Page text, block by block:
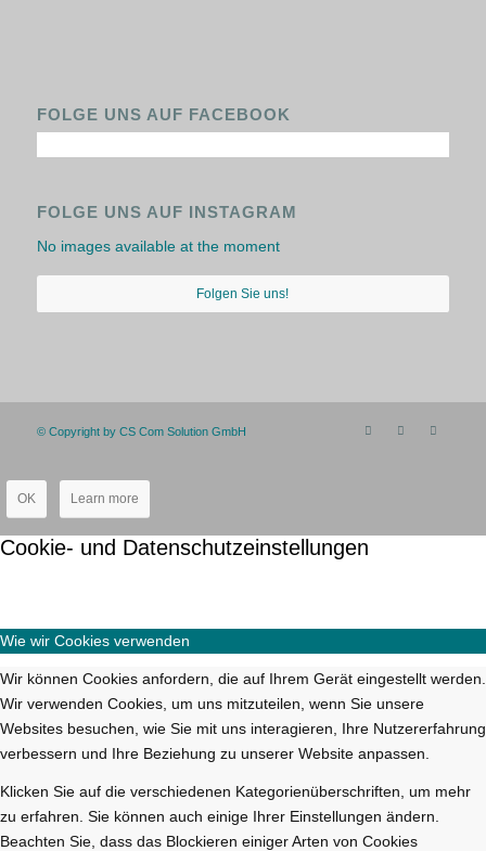
FOLGE UNS AUF FACEBOOK
FOLGE UNS AUF INSTAGRAM
No images available at the moment
Folgen Sie uns!
© Copyright by CS Com Solution GmbH
OK Learn more
Cookie- und Datenschutzeinstellungen
Wie wir Cookies verwenden
Wir können Cookies anfordern, die auf Ihrem Gerät eingestellt werden.
Wir verwenden Cookies, um uns mitzuteilen, wenn Sie unsere
Websites besuchen, wie Sie mit uns interagieren, Ihre Nutzererfahrung
verbessern und Ihre Beziehung zu unserer Website anpassen.
Klicken Sie auf die verschiedenen Kategorienüberschriften, um mehr
zu erfahren. Sie können auch einige Ihrer Einstellungen ändern.
Beachten Sie, dass das Blockieren einiger Arten von Cookies